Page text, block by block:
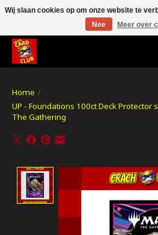
CRACH CARD CLUB , The best place to Geek
Home /
UP - Foundations 100ct Deck Protector
The Gathering
Product image
Wij slaan cookies op om onze website te
Nee
Meer over